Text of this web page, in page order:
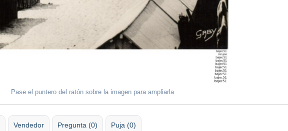
Pase el puntero del ratón sobre la imagen para ampliarla
Vendedor Pregunta (0) Puja (0)